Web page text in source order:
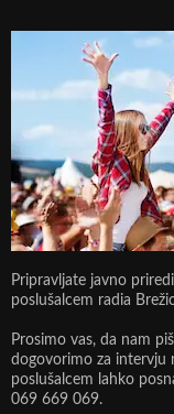
Pripravljate javno
poslušalcem radia
Prosimo vas, da nam
dogovorimo za intervju
poslušalcem lahko
069 669 069.